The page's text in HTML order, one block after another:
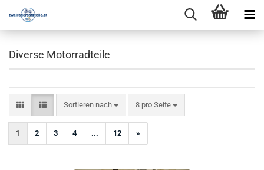
Diverse Motorradteile
Sortieren nach
Sortieren nach 8 pro Seite
pro Seite
1 2 3 4 ... 12 »